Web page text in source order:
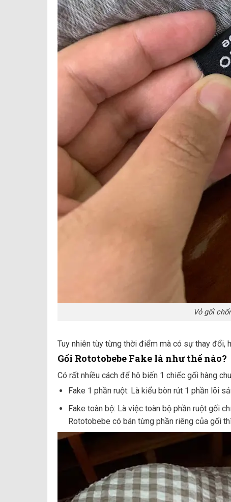
Vỏ gối
Tuy nhiên tùy từng thời điểm mà có sự thay đổi,
Gối Rototobebe Fake là như thế nào?
Có rất nhiều cách để hô biến 1 chiếc gối hàng
Fake 1 phần ruột: Là kiểu bòn rút 1 phần lõi
Fake toàn bộ: Là việc toàn bộ phần ruột gối
Rototobebe có bán từng phần riêng của gối